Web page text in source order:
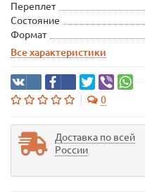
Переплет
Состояние
Формат
Все характеристики
0
Доставка по всей
России